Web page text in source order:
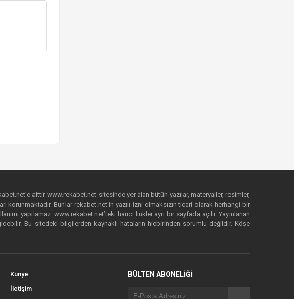
aittir. www.rekabet.net sitesinde yer alan bütün yazılar, materyaller, resimler,
Bunlar rekabet.net’in yazılı izni olmaksızın ticari olarak herhangi bir
yapılamaz. www.rekabet.net’teki harici linkler ayrı bir sayfada açılır. Yayınlanan
Bu sitedeki bilgilerden kaynaklı hataların hiçbirinden sorumlu değildir. Köşe
Künye
İletişim
BÜLTEN ABONELİĞİ